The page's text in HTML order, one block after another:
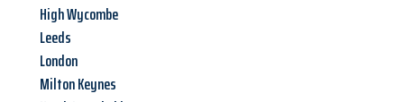
High Wycombe
Leeds
London
Milton Keynes